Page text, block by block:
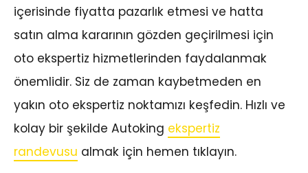
içerisinde fiyatta pazarlık etmesi ve hatta
satın alma kararının gözden geçirilmesi için
oto ekspertiz hizmetlerinden faydalanmak
önemlidir. Siz de zaman kaybetmeden en
yakın oto ekspertiz noktamızı keşfedin. Hızlı ve
kolay bir şekilde Autoking ekspertiz
randevusu almak için hemen tıklayın.